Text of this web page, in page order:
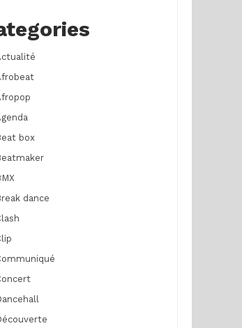
box
dance